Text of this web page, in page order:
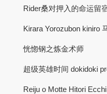
Rider桑对押入的命运留宿
Kirara Yorozubon kiniro
恍惚钢之炼金术师
超级英雄时间 dokidoki
Reiju o Motte Hitori